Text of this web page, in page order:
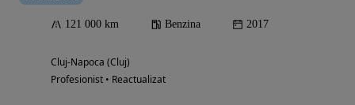
121 000 km Benzina 2017
Cluj-Napoca (Cluj)
Profesionist • Reactualizat